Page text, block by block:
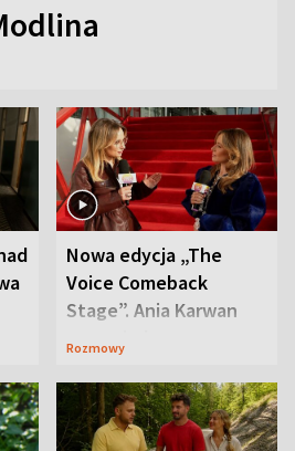
Nowa edycja „The
Voice Comeback
Stage”. Ania Karwan
zapowiada
Rozmowy